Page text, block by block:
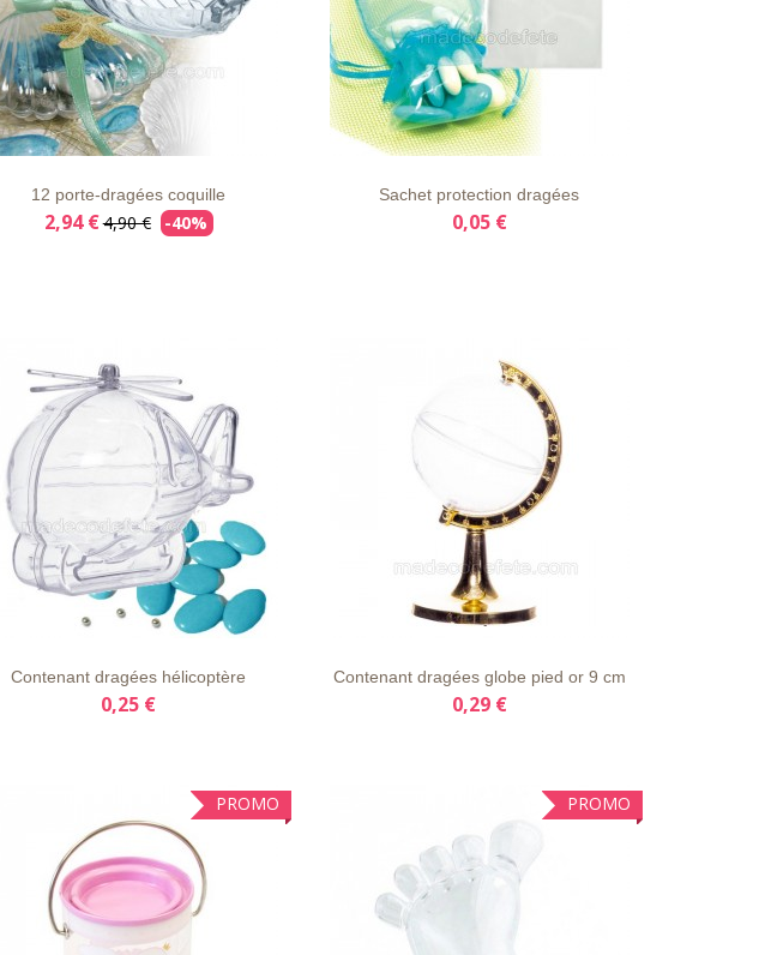
LISTE
D'ENVIE
APERÇU
RAPIDE
12 porte-dragées coquille
2,94 €4,90 € -40%
LISTE
D'ENVIE
APERÇU
RAPIDE
Sachet protection dragées
0,05 €
APERÇU
RAPIDE
DÉTAILS
Contenant dragées hélicoptère
0,25 €
APERÇU
RAPIDE
Contenant dragées globe pied or 9 cm
0,29 €
PROMO PROMO